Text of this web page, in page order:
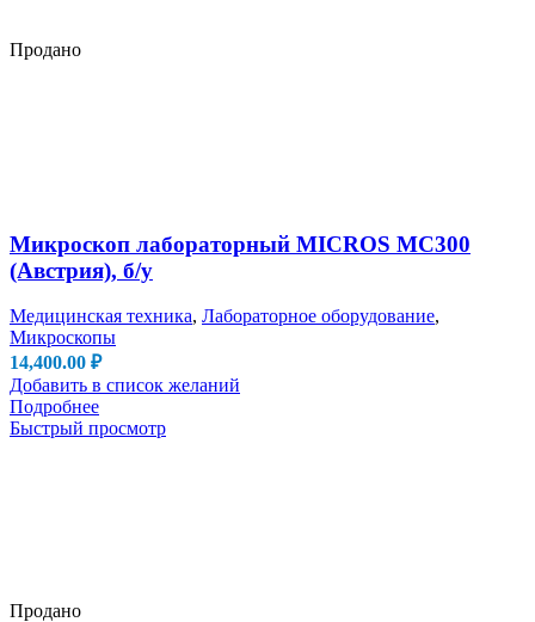
Продано
Продано
Микроскоп лабораторный MICROS MC300
(Австрия), б/у
Медицинская техника, Лабораторное оборудование,
Микроскопы
14,400.00 ₽
Добавить в список желаний
Подробнее
Быстрый просмотр